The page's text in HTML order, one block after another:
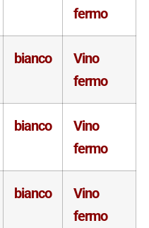
fermo
bianco
Vino
fermo
bianco
Vino
fermo
bianco
Vino
fermo